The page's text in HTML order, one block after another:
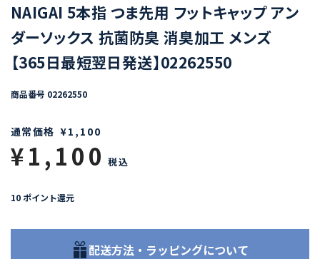
NAIGAI 5本指 つま先用 フットキャップ アン
ダーソックス 抗菌防臭 消臭加工 メンズ
【365日最短翌日発送】02262550
商品番号 02262550
通常価格 ¥1,100
¥1,100 税込
10 ポイント還元
配送方法・ラッピングについて